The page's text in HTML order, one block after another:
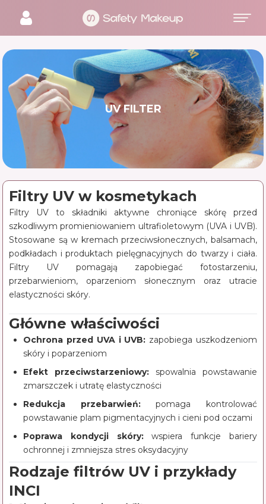
UV FILTER
Filtry UV w kosmetykach
Filtry UV to składniki aktywne chroniące skórę przed
szkodliwym promieniowaniem ultrafioletowym (UVA i UVB).
Stosowane są w kremach przeciwsłonecznych, balsamach,
podkładach i produktach pielęgnacyjnych do twarzy i ciała.
Filtry UV pomagają zapobiegać fotostarzeniu,
przebarwieniom, oparzeniom słonecznym oraz utracie
elastyczności skóry.
Główne właściwości
Ochrona przed UVA i UVB: zapobiega uszkodzeniom
skóry i poparzeniom
Efekt przeciwstarzeniowy: spowalnia powstawanie
zmarszczek i utratę elastyczności
Redukcja przebarwień:pomaga kontrolować
powstawanie plam pigmentacyjnych i cieni pod oczami
Poprawa kondycji skóry:wspiera funkcje bariery
ochronnej i zmniejsza stres oksydacyjny
Rodzaje filtrów UV i przykłady
INCI